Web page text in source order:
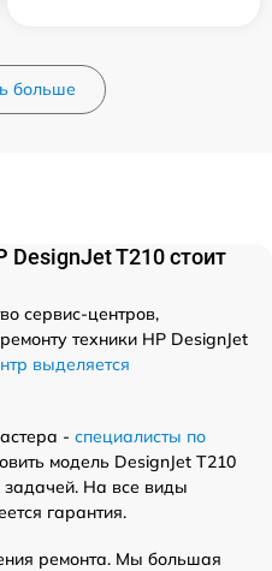
больше
T210 стоит
сервис-центров,
техники HP DesignJet
выделяется
- специалисты по
модель DesignJet T210
задачей. На все виды
гарантия.
ремонта. Мы большая